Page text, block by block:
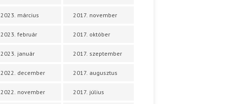
2023. március
2023. február
2023. január
2022. december
2022. november
2017. november
2017. október
2017. szeptember
2017. augusztus
2017. július